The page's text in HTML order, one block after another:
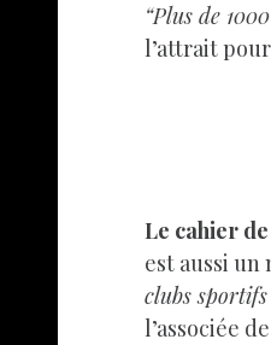
“Plus de
l’attrait
Le cahier
est aussi un
clubs sportifs
l’associée